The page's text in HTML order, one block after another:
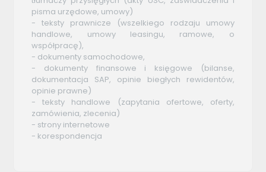
pisma urzędowe, umowy)
- teksty prawnicze (wszelkiego rodzaju umowy
handlowe, umowy leasingu, ramowe, o
współpracę),
- dokumenty samochodowe,
- dokumenty finansowe i księgowe (bilanse,
dokumentacja SAP, opinie biegłych rewidentów,
opinie prawne)
- teksty handlowe (zapytania ofertowe, oferty,
zamówienia, zlecenia)
- strony internetowe
- korespondencja